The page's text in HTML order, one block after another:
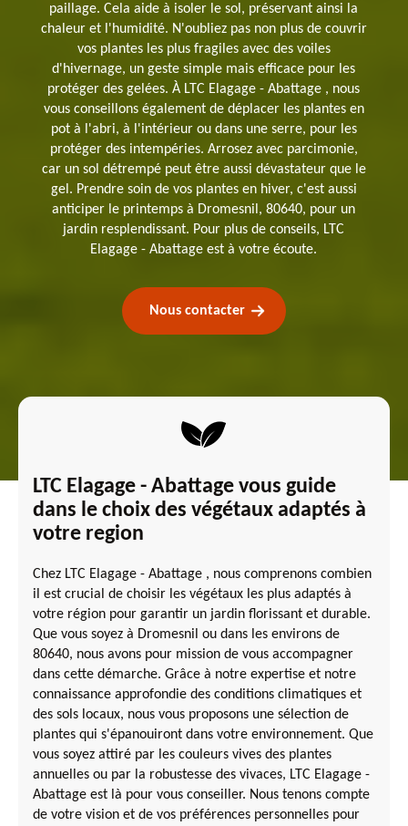
paillage. Cela aide à isoler le sol, préservant ainsi la
chaleur et l'humidité. N'oubliez pas non plus de couvrir
vos plantes les plus fragiles avec des voiles
d'hivernage, un geste simple mais efficace pour les
protéger des gelées. À LTC Elagage - Abattage , nous
vous conseillons également de déplacer les plantes en
pot à l'abri, à l'intérieur ou dans une serre, pour les
protéger des intempéries. Arrosez avec parcimonie,
car un sol détrempé peut être aussi dévastateur que le
gel. Prendre soin de vos plantes en hiver, c'est aussi
anticiper le printemps à Dromesnil, 80640, pour un
jardin resplendissant. Pour plus de conseils, LTC
Elagage - Abattage est à votre écoute.
Nous contacter
LTC Elagage - Abattage vous guide
dans le choix des végétaux adaptés à
votre region
Chez LTC Elagage - Abattage , nous comprenons combien
il est crucial de choisir les végétaux les plus adaptés à
votre région pour garantir un jardin florissant et durable.
Que vous soyez à Dromesnil ou dans les environs de
80640, nous avons pour mission de vous accompagner
dans cette démarche. Grâce à notre expertise et notre
connaissance approfondie des conditions climatiques et
des sols locaux, nous vous proposons une sélection de
plantes qui s'épanouiront dans votre environnement. Que
vous soyez attiré par les couleurs vives des plantes
annuelles ou par la robustesse des vivaces, LTC Elagage -
Abattage est là pour vous conseiller. Nous tenons compte
de votre vision et de vos préférences personnelles pour